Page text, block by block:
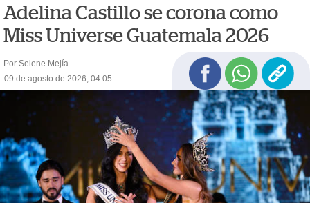
Adelina Castillo se corona como
Miss Universe Guatemala 2026
Por Selene Mejía
09 de agosto de 2026, 04:05